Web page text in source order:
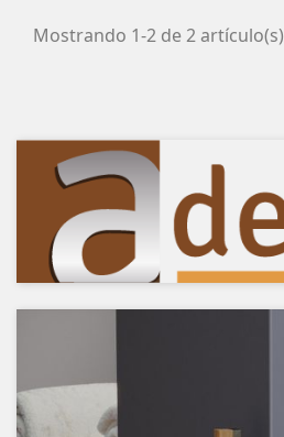
Mostrando 1-2 de 2 artículo(s)